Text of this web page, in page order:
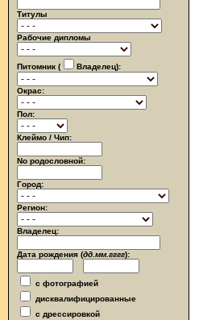
Титулы
Рабочие дипломы
Питомник ( Владелец):
Окрас:
Пол:
Клеймо / Чип:
No родословной:
Город:
Регион:
Владелец:
Дата рождения (дд.мм.гггг):
с фотографией
дисквалифицированные
с дрессировкой